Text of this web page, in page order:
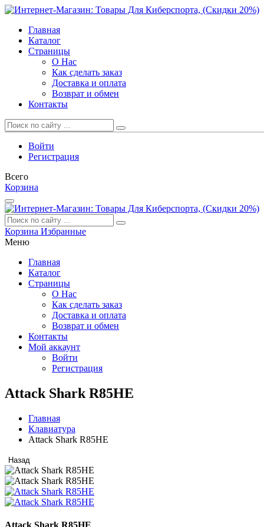
Главная
Каталог
Страницы
О Нас
Как сделать заказ
Доставка и оплата
Возврат и обмен
Контакты
Войти
Регистрация
Всего
Корзина
Корзина Избранные
Меню
Главная
Каталог
Страницы
О Нас
Как сделать заказ
Доставка и оплата
Возврат и обмен
Контакты
Мой аккаунт
Войти
Регистрация
Attack Shark R85HE
Главная
Клавиатура
Attack Shark R85HE
Назад
Attack Shark R85HE